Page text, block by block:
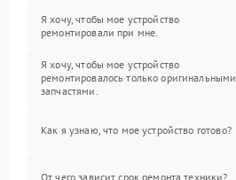
Я хочу, чтобы мое устройство
ремонтировали при мне.
Я хочу, чтобы мое устройство
ремонтировалось только оригинальными
запчастями.
Как я узнаю, что мое устройство готово?
От чего зависит срок ремонта техники?